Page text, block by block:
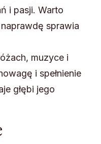
i pasji. Warto
sprawia
muzyce i
i spełnienie
głębi jego